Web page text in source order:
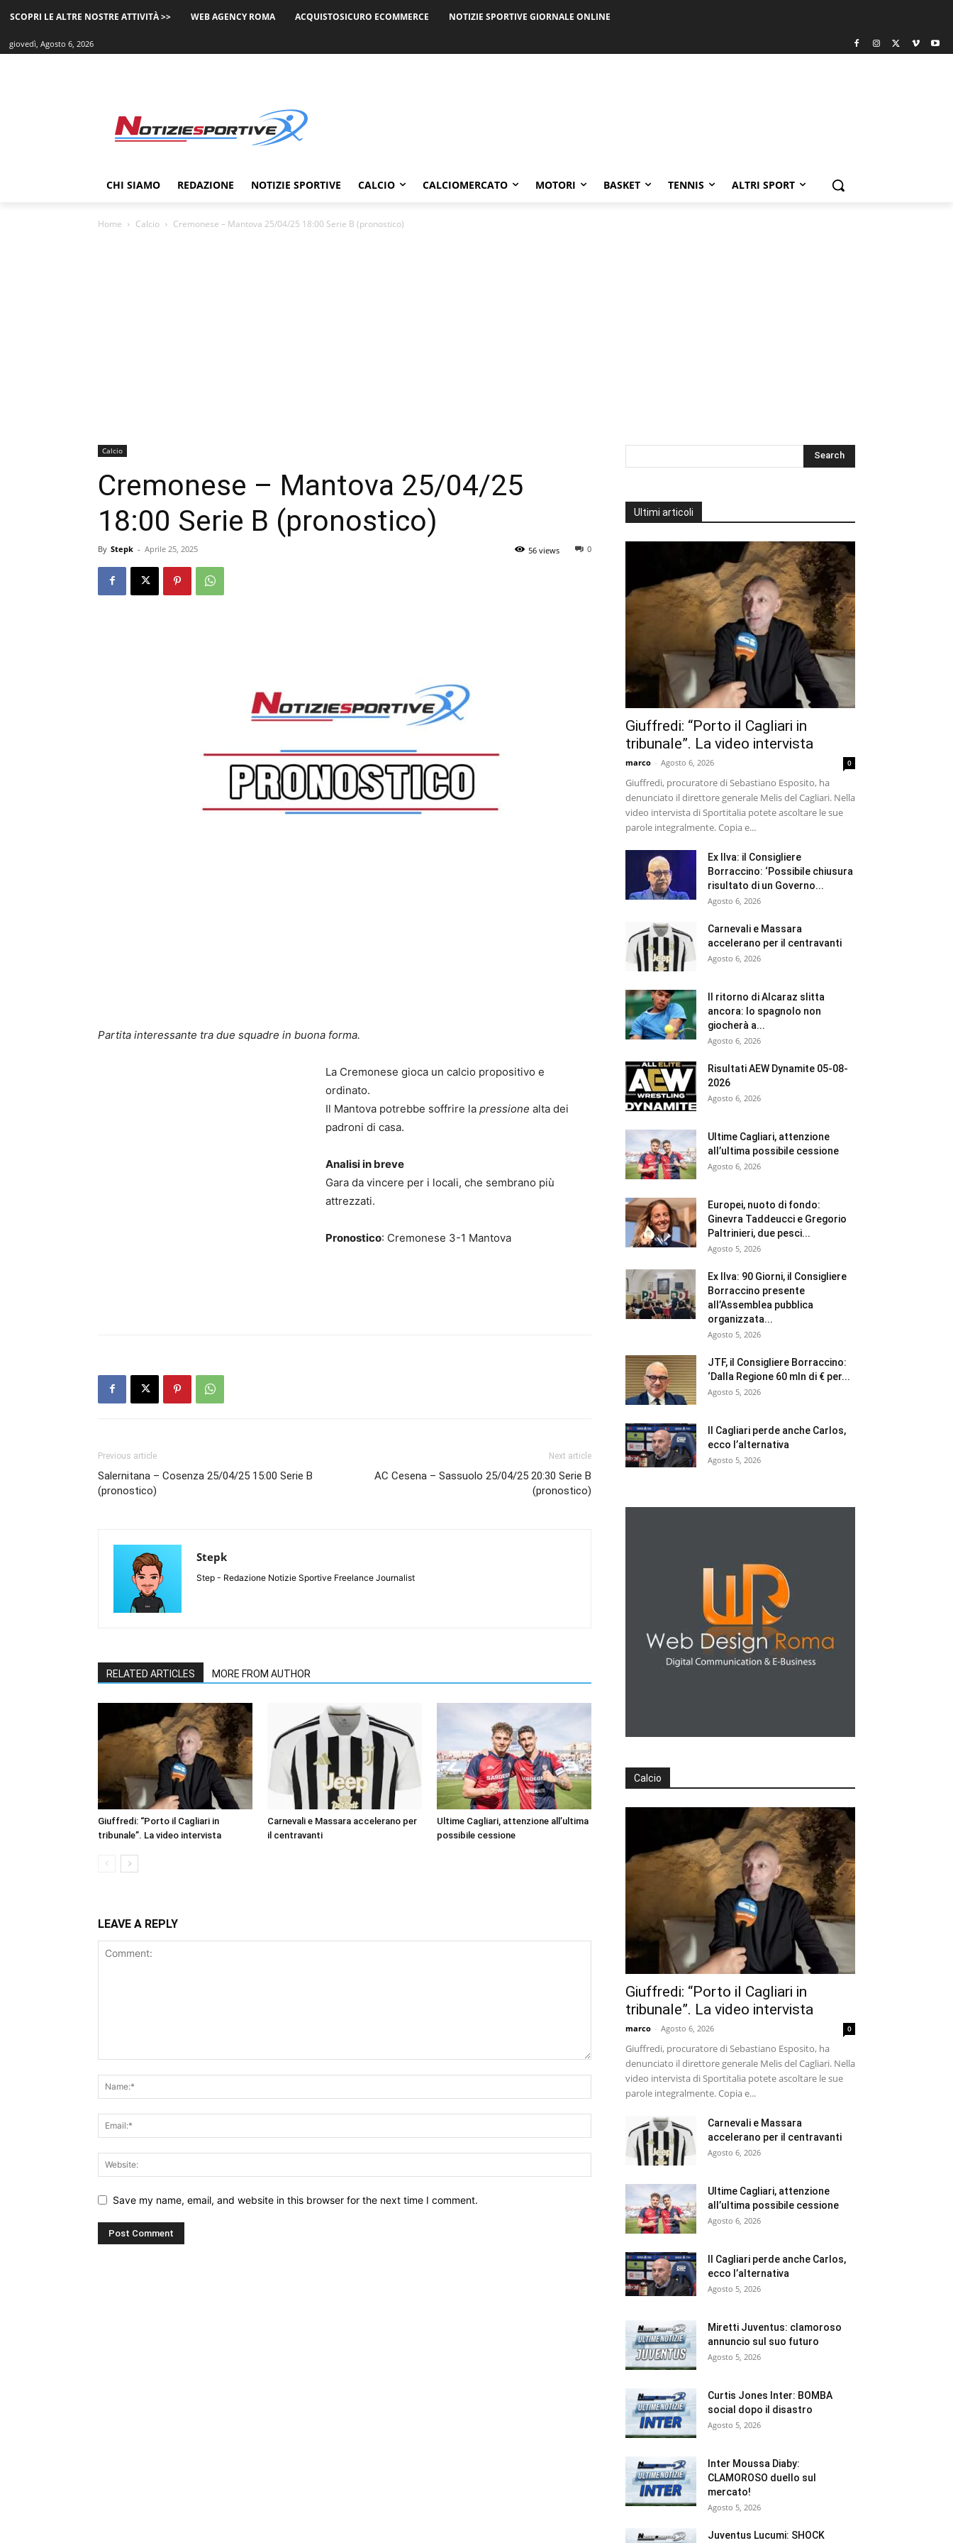
SCOPRI LE ALTRE NOSTRE ATTIVITÀ >> WEB AGENCY ROMA ACQUISTOSICURO ECOMMERCE NOTIZIE SPORTIVE GIORNALE ONLINE
giovedì, Agosto 6, 2026
CHI SIAMO REDAZIONE NOTIZIE SPORTIVE CALCIO CALCIOMERCATO MOTORI BASKET TENNIS ALTRI SPORT
Home Calcio Cremonese – Mantova 25/04/25 18:00 Serie B (pronostico)
Calcio
Cremonese – Mantova 25/04/25
18:00 Serie B (pronostico)
By Stepk - Aprile 25, 2025 0
56 views
Partita interessante tra due squadre in buona forma.
La Cremonese gioca un calcio propositivo e
ordinato.
Il Mantova potrebbe soffrire la pressione alta dei
padroni di casa.
Analisi in breve
Gara da vincere per i locali, che sembrano più
attrezzati.
Pronostico: Cremonese 3-1 Mantova
Previous article
Salernitana – Cosenza 25/04/25 15:00 Serie B
(pronostico)
Next article
AC Cesena – Sassuolo 25/04/25 20:30 Serie B
(pronostico)
Stepk
Step - Redazione Notizie Sportive Freelance Journalist
RELATED ARTICLES MORE FROM AUTHOR
Giuffredi: “Porto il Cagliari in
tribunale”. La video intervista
Carnevali e Massara accelerano per
il centravanti
Ultime Cagliari, attenzione all’ultima
possibile cessione
LEAVE A REPLY
Save my name, email, and website in this browser for the next time I comment.
Ultimi articoli
Giuffredi: “Porto il Cagliari in
tribunale”. La video intervista
marco - Agosto 6, 2026 0
Giuffredi, procuratore di Sebastiano Esposito, ha
denunciato il direttore generale Melis del Cagliari. Nella
video intervista di Sportitalia potete ascoltare le sue
parole integralmente. Copia e...
Ex Ilva: il Consigliere
Borraccino: ‘Possibile chiusura
risultato di un Governo...
Agosto 6, 2026
Carnevali e Massara
accelerano per il centravanti
Agosto 6, 2026
Il ritorno di Alcaraz slitta
ancora: lo spagnolo non
giocherà a...
Agosto 6, 2026
Risultati AEW Dynamite 05-08-
2026
Agosto 6, 2026
Ultime Cagliari, attenzione
all’ultima possibile cessione
Agosto 6, 2026
Europei, nuoto di fondo:
Ginevra Taddeucci e Gregorio
Paltrinieri, due pesci...
Agosto 5, 2026
Ex Ilva: 90 Giorni, il Consigliere
Borraccino presente
all’Assemblea pubblica
organizzata...
Agosto 5, 2026
JTF, il Consigliere Borraccino:
‘Dalla Regione 60 mln di € per...
Agosto 5, 2026
Il Cagliari perde anche Carlos,
ecco l’alternativa
Agosto 5, 2026
Calcio
Giuffredi: “Porto il Cagliari in
tribunale”. La video intervista
marco - Agosto 6, 2026 0
Giuffredi, procuratore di Sebastiano Esposito, ha
denunciato il direttore generale Melis del Cagliari. Nella
video intervista di Sportitalia potete ascoltare le sue
parole integralmente. Copia e...
Carnevali e Massara
accelerano per il centravanti
Agosto 6, 2026
Ultime Cagliari, attenzione
all’ultima possibile cessione
Agosto 6, 2026
Il Cagliari perde anche Carlos,
ecco l’alternativa
Agosto 5, 2026
Miretti Juventus: clamoroso
annuncio sul suo futuro
Agosto 5, 2026
Curtis Jones Inter: BOMBA
social dopo il disastro
Agosto 5, 2026
Inter Moussa Diaby:
CLAMOROSO duello sul
mercato!
Agosto 5, 2026
Juventus Lucumi: SHOCK